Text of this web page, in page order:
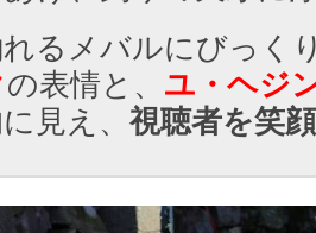
るメバルにびっく
の表情と、 ユ・ヘジ
見え、 視聴者を笑顔